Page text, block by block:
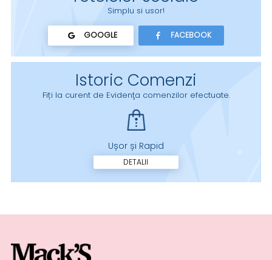
Simplu si usor!
GOOGLE FACEBOOK
Istoric Comenzi
Fiți la curent de Evidenţa comenzilor efectuate.
Ușor și Rapid
DETALII